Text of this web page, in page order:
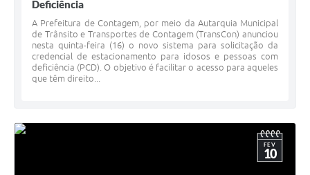
Deficiência
A Prefeitura de Contagem, por meio da Autarquia Municipal
de Trânsito e Transportes de Contagem (TransCon) anunciou
nesta quinta-feira (16) o novo sistema para solicitação da
credencial de estacionamento para idosos e pessoas com
deficiência (PCD). O objetivo é facilitar o acesso para aqueles
que têm direito...
FEV
10